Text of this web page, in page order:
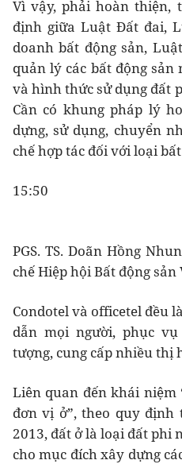
Vì vậy, phải hoàn thiện,
định giữa Luật Đất đai,
doanh bất động sản,
quản lý các bất động sản
và hình thức sử dụng đất
Cần có khung pháp lý
dựng, sử dụng, chuyển
chế hợp tác đối với loại
15:50
PGS. TS. Doãn Hồng
chế Hiệp hội Bất động sản
Condotel và officetel đều
dẫn mọi người, phục
tượng, cung cấp nhiều thị
Liên quan đến khái
đơn vị ở”, theo quy
2013, đất ở là loại đất phi
cho mục đích xây dựng